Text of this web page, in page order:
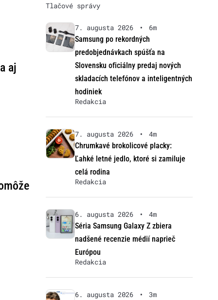
aj
Tlačové správy
7. augusta 2026 •
6m
Samsung po rekordných
predobjednávkach spúšťa na
Slovensku oficiálny predaj nových
skladacích telefónov a inteligentných
hodiniek
Redakcia
7. augusta 2026 •
4m
Chrumkavé brokolicové placky:
Ľahké letné jedlo, ktoré si zamiluje
celá rodina
Redakcia
6. augusta 2026 •
4m
Séria Samsung Galaxy Z zbiera
nadšené recenzie médií naprieč
Európou
Redakcia
6. augusta 2026 •
3m